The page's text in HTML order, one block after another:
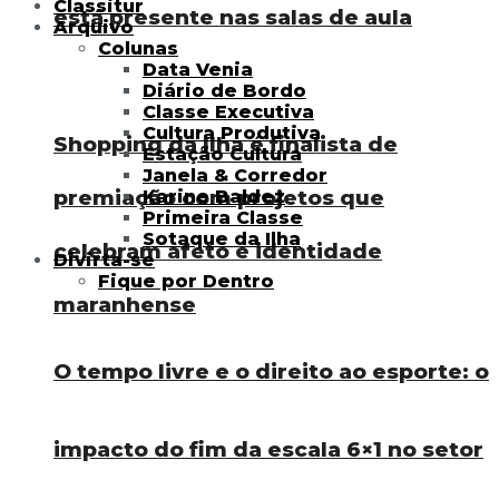
Shopping da Ilha é finalista de
premiação com projetos que
celebram afeto e identidade
maranhense
está presente nas salas de aula
O tempo livre e o direito ao esporte: o
impacto do fim da escala 6×1 no setor
Classitur
Arquivo
Colunas
Data Venia
Diário de Bordo
Classe Executiva
Cultura Produtiva
Estação Cultura
Janela & Corredor
Karine Baldez
Primeira Classe
Sotaque da Ilha
Divirta-se
Fique por Dentro